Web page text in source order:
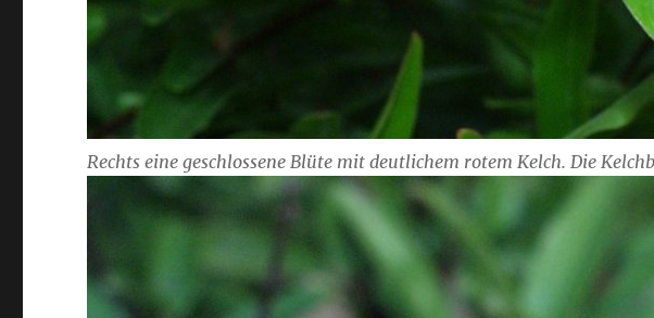
Rechts eine geschlossene Blüte mit deutlichem rotem Kelch. Die